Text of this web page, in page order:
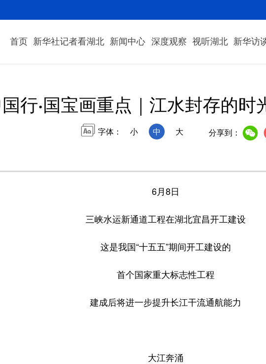
首页 新华社记者看湖北 新闻中心 深度观察 视听湖北 新华访
行·国宝画重点｜江水封存的
字体： 小 中 大 分享到：
6月8日
三峡水运新通道工程在湖北宜昌开工建设
这是我国“十五五”期间开工建设的
首个国家重大标志性工程
建成后将进一步提升长江干流通航能力
大江奔涌